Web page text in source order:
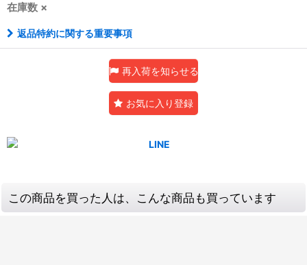
在庫数 ×
返品特約に関する重要事項
再入荷を知らせる
お気に入り登録
この商品を買った人は、こんな商品も買っています